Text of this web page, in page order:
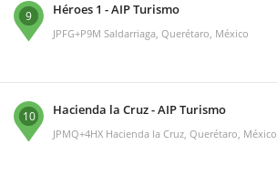
9 Héroes 1 - AIP Turismo
JPFG+P9M Saldarriaga, Querétaro, México
10 Hacienda la Cruz - AIP Turismo
JPMQ+4HX Hacienda la Cruz, Querétaro, México